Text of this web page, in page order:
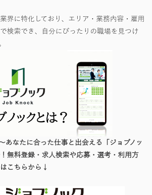
界に特化しており、エリア・業務内容・雇用
検索でき、自分にぴったりの職場を見つけ
あなたに合った仕事と出会える「ジョブノッ
無料登録・求人検索や応募・選考・利用方
こちらから↓